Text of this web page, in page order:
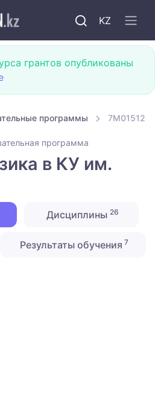
KZ
грантов опубликованы
программы 7M01512
программа
в КУ им.
Дисциплины 26
Результаты обучения 7